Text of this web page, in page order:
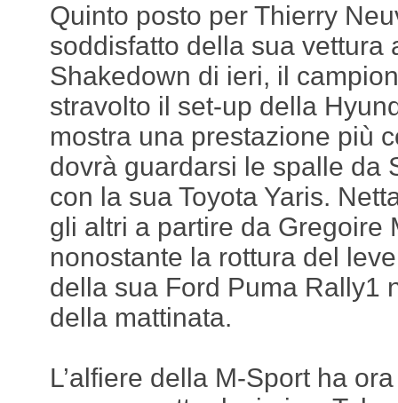
Quinto posto per Thierry
soddisfatto della sua vettura
Shakedown di ieri, il
stravolto il set-up della
mostra una prestazione più
dovrà guardarsi le spalle da
con la sua Toyota Yaris.
gli altri a partire da Gregoire
nonostante la rottura del
della sua Ford Puma Rally1
della mattinata.
L’alfiere della M-Sport ha